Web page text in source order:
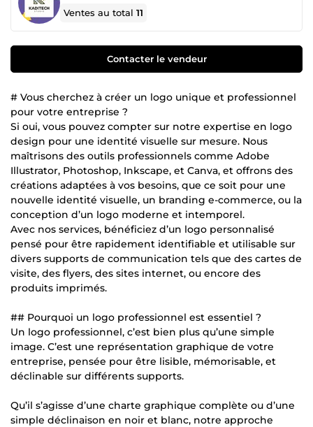
Ventes au total11
Contacter le vendeur
# Vous cherchez à créer un logo unique et professionnel
pour votre entreprise ?
Si oui, vous pouvez compter sur notre expertise en logo
design pour une identité visuelle sur mesure. Nous
maîtrisons des outils professionnels comme Adobe
Illustrator, Photoshop, Inkscape, et Canva, et offrons des
créations adaptées à vos besoins, que ce soit pour une
nouvelle identité visuelle, un branding e-commerce, ou la
conception d’un logo moderne et intemporel.
Avec nos services, bénéficiez d’un logo personnalisé
pensé pour être rapidement identifiable et utilisable sur
divers supports de communication tels que des cartes de
visite, des flyers, des sites internet, ou encore des
produits imprimés.
## Pourquoi un logo professionnel est essentiel ?
Un logo professionnel, c’est bien plus qu’une simple
image. C’est une représentation graphique de votre
entreprise, pensée pour être lisible, mémorisable, et
déclinable sur différents supports.
Qu’il s’agisse d’une charte graphique complète ou d’une
simple déclinaison en noir et blanc, notre approche